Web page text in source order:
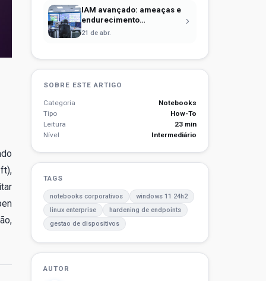
IAM avançado: ameaças e
endurecimento
operacional
21 de abr.
SOBRE ESTE ARTIGO
Categoria
Notebooks
Tipo
How-To
Leitura
23 min
Nível
Intermediário
TAGS
notebooks corporativos
windows 11 24h2
linux enterprise
hardening de endpoints
gestao de dispositivos
AUTOR